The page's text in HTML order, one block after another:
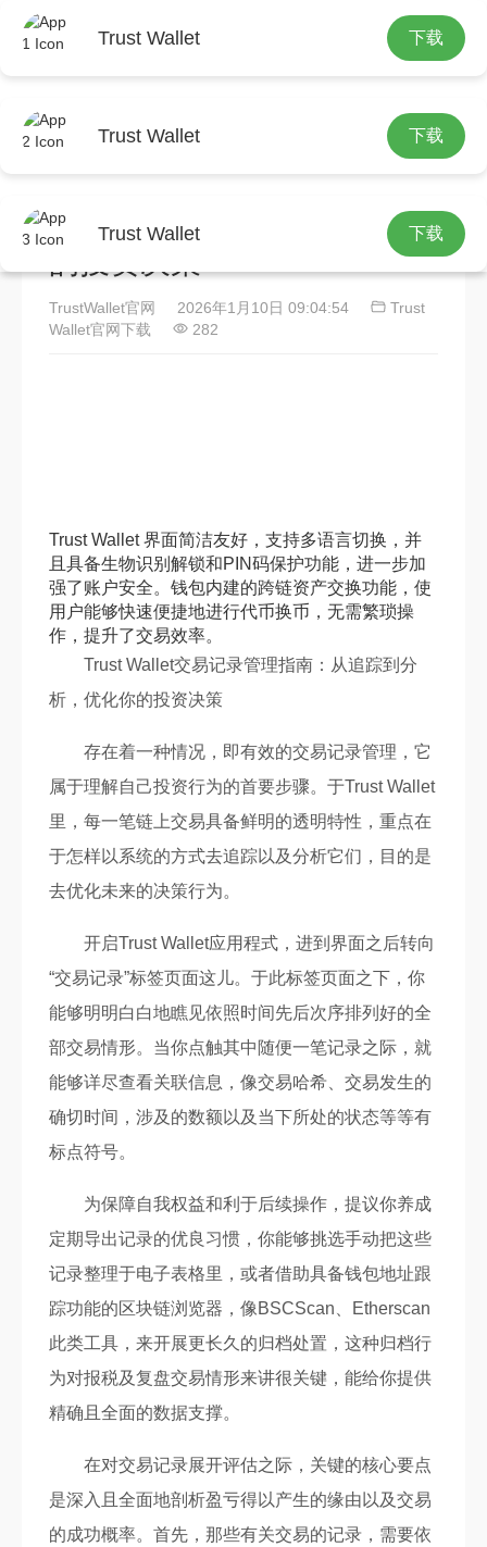
Trust Wallet 下载
Trust Wallet 下载
Trust Wallet 下载
南：从追踪到分析，优化你
TrustWallet官网 2026年1月10日 09:04:54
Trust
Wallet官网下载
282
Trust Wallet 界面简洁友好，支持多语言切换，并
且具备生物识别解锁和PIN码保护功能，进一步加
强了账户安全。钱包内建的跨链资产交换功能，使
用户能够快速便捷地进行代币换币，无需繁琐操
作，提升了交易效率。
Trust Wallet交易记录管理指南：从追踪到分
析，优化你的投资决策
存在着一种情况，即有效的交易记录管理，它
属于理解自己投资行为的首要步骤。于Trust Wallet
里，每一笔链上交易具备鲜明的透明特性，重点在
于怎样以系统的方式去追踪以及分析它们，目的是
去优化未来的决策行为。
开启Trust Wallet应用程式，进到界面之后转向
“交易记录”标签页面这儿。于此标签页面之下，你
能够明明白白地瞧见依照时间先后次序排列好的全
部交易情形。当你点触其中随便一笔记录之际，就
能够详尽查看关联信息，像交易哈希、交易发生的
确切时间，涉及的数额以及当下所处的状态等等有
标点符号。
为保障自我权益和利于后续操作，提议你养成
定期导出记录的优良习惯，你能够挑选手动把这些
记录整理于电子表格里，或者借助具备钱包地址跟
踪功能的区块链浏览器，像BSCScan、Etherscan
此类工具，来开展更长久的归档处置，这种归档行
为对报税及复盘交易情形来讲很关键，能给你提供
精确且全面的数据支撑。
在对交易记录展开评估之际，关键的核心要点
是深入且全面地剖析盈亏得以产生的缘由以及交易
的成功概率。首先，那些有关交易的记录，需要依